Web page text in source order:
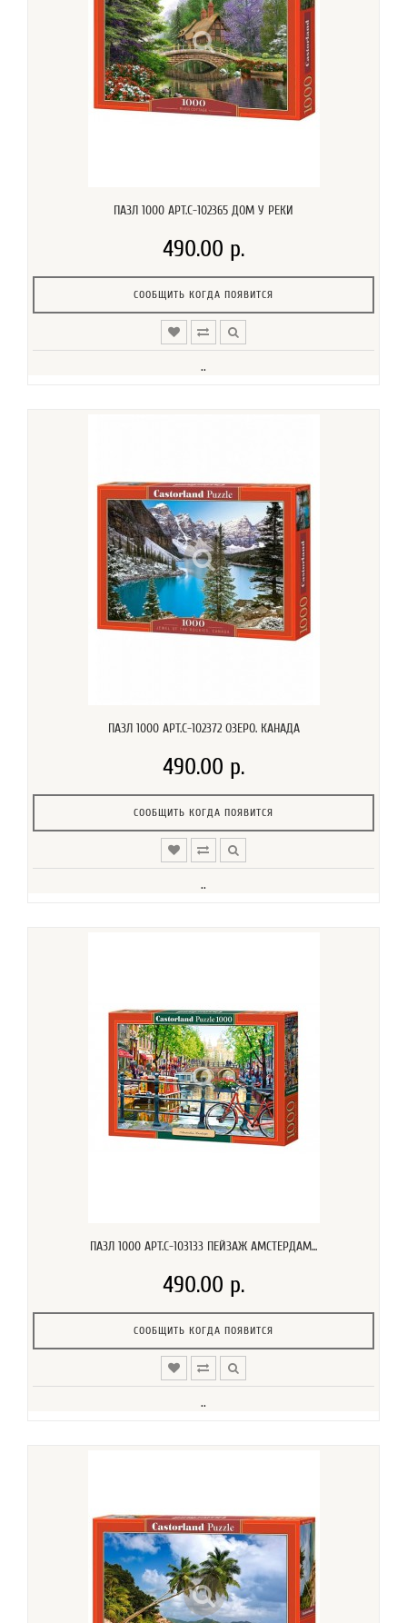
ПАЗЛ 1000 АРТ.C-102365 ДОМ У РЕКИ
490.00 р.
СООБЩИТЬ КОГДА ПОЯВИТСЯ
..
ПАЗЛ 1000 АРТ.C-102372 ОЗЕРО. КАНАДА
490.00 р.
СООБЩИТЬ КОГДА ПОЯВИТСЯ
..
ПАЗЛ 1000 АРТ.C-103133 ПЕЙЗАЖ АМСТЕРДАМ...
490.00 р.
СООБЩИТЬ КОГДА ПОЯВИТСЯ
..